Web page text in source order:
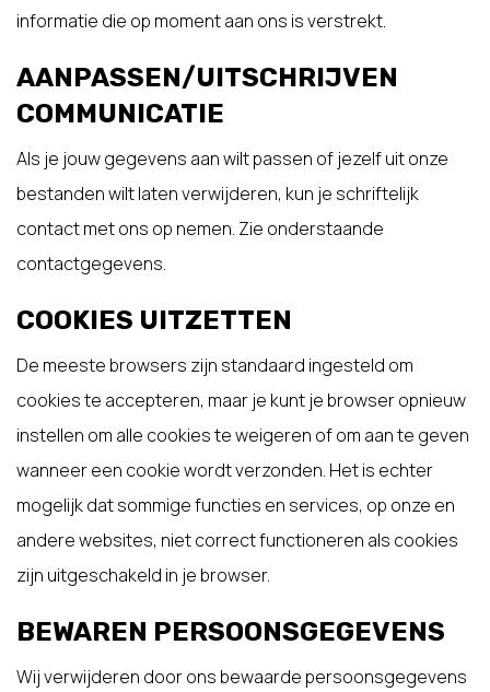
informatie die op moment aan ons is verstrekt.
AANPASSEN/UITSCHRIJVEN
COMMUNICATIE
Als je jouw gegevens aan wilt passen of jezelf uit onze
bestanden wilt laten verwijderen, kun je schriftelijk
contact met ons op nemen. Zie onderstaande
contactgegevens.
COOKIES UITZETTEN
De meeste browsers zijn standaard ingesteld om
cookies te accepteren, maar je kunt je browser opnieuw
instellen om alle cookies te weigeren of om aan te geven
wanneer een cookie wordt verzonden. Het is echter
mogelijk dat sommige functies en services, op onze en
andere websites, niet correct functioneren als cookies
zijn uitgeschakeld in je browser.
BEWAREN PERSOONSGEGEVENS
Wij verwijderen door ons bewaarde persoonsgegevens